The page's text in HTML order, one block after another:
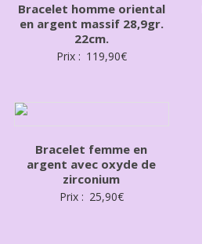
Bracelet homme oriental
en argent massif 28,9gr.
22cm.
Prix : 119,90€
Bracelet femme en
argent avec oxyde de
zirconium
Prix : 25,90€